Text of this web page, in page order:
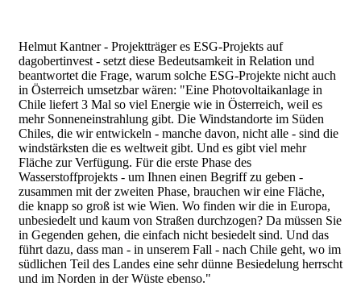
Helmut Kantner - Projektträger es ESG-Projekts auf
dagobertinvest - setzt diese Bedeutsamkeit in Relation und
beantwortet die Frage, warum solche ESG-Projekte nicht auch
in Österreich umsetzbar wären: "Eine Photovoltaikanlage in
Chile liefert 3 Mal so viel Energie wie in Österreich, weil es
mehr Sonneneinstrahlung gibt. Die Windstandorte im Süden
Chiles, die wir entwickeln - manche davon, nicht alle - sind die
windstärksten die es weltweit gibt. Und es gibt viel mehr
Fläche zur Verfügung. Für die erste Phase des
Wasserstoffprojekts - um Ihnen einen Begriff zu geben -
zusammen mit der zweiten Phase, brauchen wir eine Fläche,
die knapp so groß ist wie Wien. Wo finden wir die in Europa,
unbesiedelt und kaum von Straßen durchzogen? Da müssen Sie
in Gegenden gehen, die einfach nicht besiedelt sind. Und das
führt dazu, dass man - in unserem Fall - nach Chile geht, wo im
südlichen Teil des Landes eine sehr dünne Besiedelung herrscht
und im Norden in der Wüste ebenso."